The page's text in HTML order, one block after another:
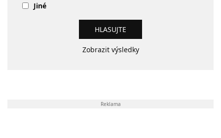
Jiné
Zobrazit výsledky
Reklama